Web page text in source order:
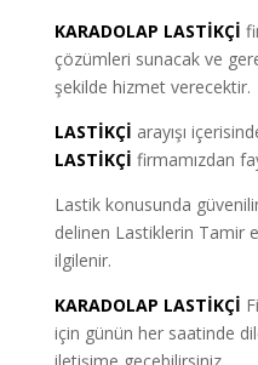
KARADOLAP LASTİKÇİ
çözümleri sunacak ve
şekilde hizmet verecektir.
LASTİKÇİ arayışı
LASTİKÇİ firmamızdan
Lastik konusunda
delinen Lastiklerin Tamir
ilgilenir.
KARADOLAP LASTİKÇİ
için günün her saatinde